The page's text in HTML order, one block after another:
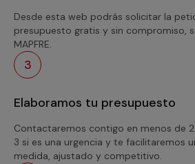
Desde esta web podrás solicitar la
presupuesto gratis y sin compromiso,
MAPFRE.
3
Elaboramos tu presupuesto
Contactaremos contigo en menos de
3 si es una urgencia y te facilitaremos
medida, ajustado y competitivo.